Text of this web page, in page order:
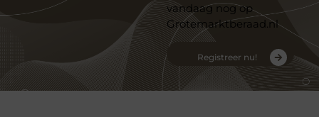
vandaag nog op
Grotemarktberaad.nl
Registreer nu!